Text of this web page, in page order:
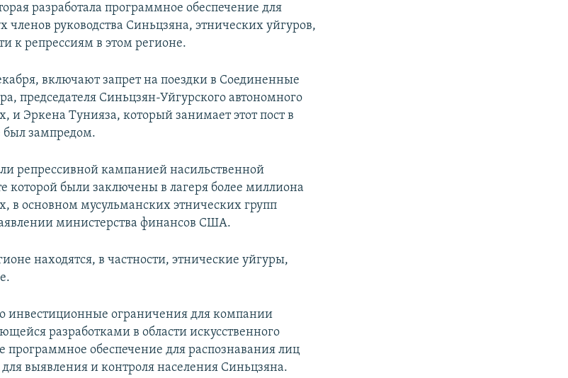
разработала программное обеспечение для
членов руководства Синьцзяна, этнических уйгуров,
к репрессиям в этом регионе.
включают запрет на поездки в Соединенные
председателя Синьцзян-Уйгурского автономного
и Эркена Тунияза, который занимает этот пост в
был зампредом.
репрессивной кампанией насильственной
которой были заключены в лагеря более миллиона
в основном мусульманских этнических групп
министерства финансов США.
находятся, в частности, этнические уйгуры,
инвестиционные ограничения для компании
разработками в области искусственного
программное обеспечение для распознавания лиц
для выявления и контроля населения Синьцзяна.